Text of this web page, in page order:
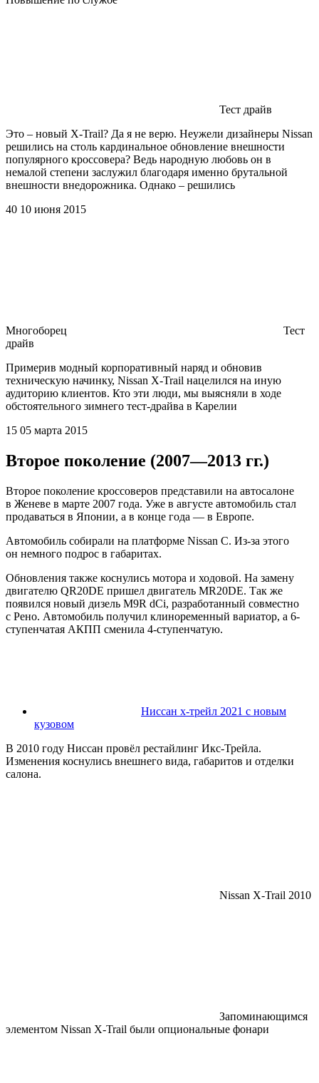
Тест драйв
Это – новый X-Trail? Да я не верю. Неужели дизайнеры Nissan
решились на столь кардинальное обновление внешности
популярного кроссовера? Ведь народную любовь он в
немалой степени заслужил благодаря именно брутальной
внешности внедорожника. Однако – решились
40 10 июня 2015
Многоборец
Тест
драйв
Примерив модный корпоративный наряд и обновив
техническую начинку, Nissan X-Trail нацелился на иную
аудиторию клиентов. Кто эти люди, мы выясняли в ходе
обстоятельного зимнего тест-драйва в Карелии
15 05 марта 2015
Второе поколение (2007—2013 гг.)
Второе поколение кроссоверов представили на автосалоне
в Женеве в марте 2007 года. Уже в августе автомобиль стал
продаваться в Японии, а в конце года — в Европе.
Автомобиль собирали на платформе Nissan C. Из-за этого
он немного подрос в габаритах.
Обновления также коснулись мотора и ходовой. На замену
двигателю QR20DE пришел двигатель MR20DE. Так же
появился новый дизель M9R dCi, разработанный совместно
с Рено. Автомобиль получил клиноременный вариатор, а 6-
ступенчатая АКПП сменила 4-ступенчатую.
Ниссан х-трейл 2021 с новым
кузовом
В 2010 году Ниссан провёл рестайлинг Икс-Трейла.
Изменения коснулись внешнего вида, габаритов и отделки
салона.
Nissan X-Trail 2010
Запоминающимся
элементом Nissan X-Trail были опциональные фонари